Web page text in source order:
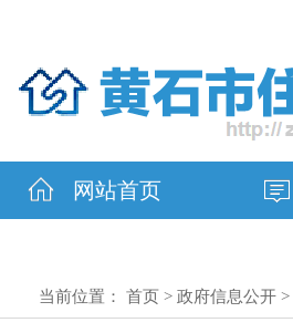
网站首页
当前位置： 首页 > 政府信息公开 >